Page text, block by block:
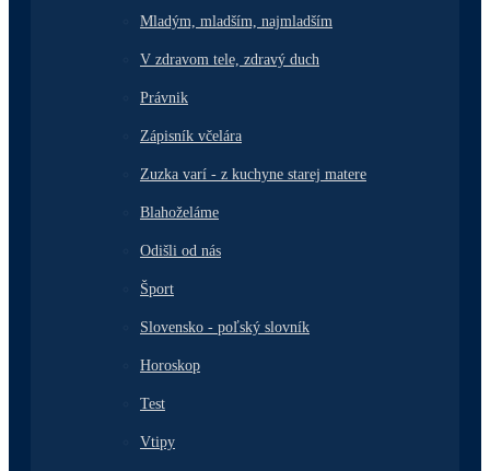
Mladým, mladším, najmladším
V zdravom tele, zdravý duch
Právnik
Zápisník včelára
Zuzka varí - z kuchyne starej matere
Blahoželáme
Odišli od nás
Šport
Slovensko - poľský slovník
Horoskop
Test
Vtipy